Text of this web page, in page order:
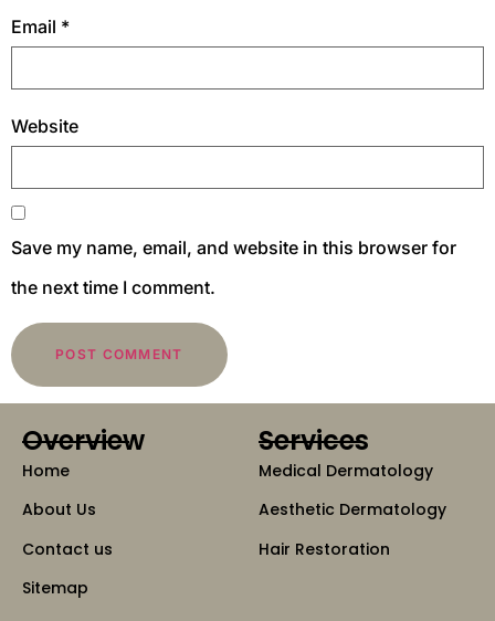
Email *
Website
Save my name, email, and website in this browser for
the next time I comment.
Overview
Home
About Us
Contact us
Sitemap
Services
Medical Dermatology
Aesthetic Dermatology
Hair Restoration